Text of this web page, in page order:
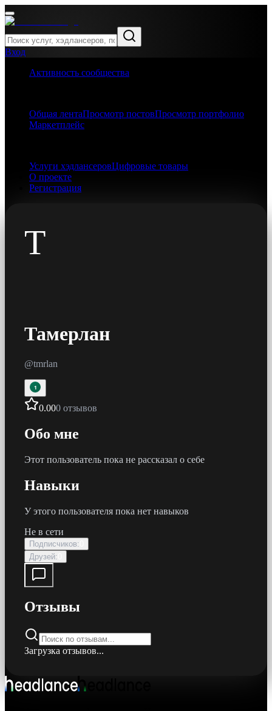
Вход
Активность сообщества
Общая лентаПросмотр постовПросмотр портфолио
Маркетплейс
Услуги хэдлансеровЦифровые товары
О проекте
Регистрация
Т
Тамерлан
@tmrlan
1
0.000 отзывов
Обо мне
Этот пользователь пока не рассказал о себе
Навыки
У этого пользователя пока нет навыков
Не в сети
Подписчиков:
Друзей:
Отзывы
Загрузка отзывов...